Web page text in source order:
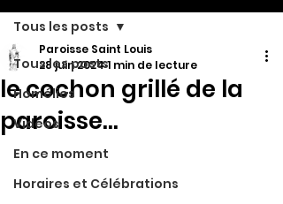
Tous les posts
Homélies
Vidéos
En ce moment
Horaires et Célébrations
Tous les posts
le cochon grillé de la
paroisse...
Paroisse Saint Louis
28 juin 20241 min de lecture